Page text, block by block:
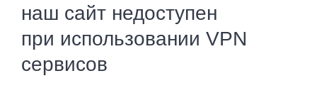
наш сайт недоступен
при использовании VPN
сервисов